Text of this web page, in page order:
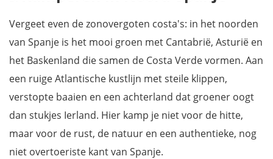
Vergeet even de zonovergoten costa's: in het noorden
van Spanje is het mooi groen met Cantabrië, Asturië en
het Baskenland die samen de Costa Verde vormen. Aan
een ruige Atlantische kustlijn met steile klippen,
verstopte baaien en een achterland dat groener oogt
dan stukjes Ierland. Hier kamp je niet voor de hitte,
maar voor de rust, de natuur en een authentieke, nog
niet overtoeriste kant van Spanje.